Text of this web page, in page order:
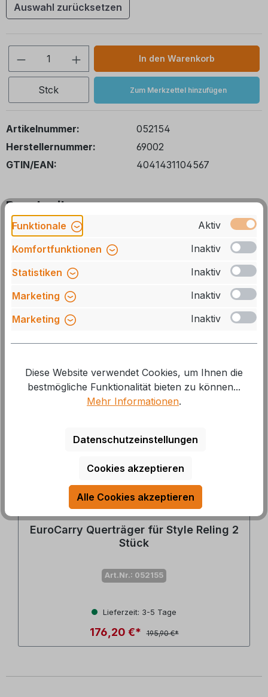
Auswahl zurücksetzen
Produkt Anzahl: Gib den gewünschten
In den Warenkorb
Stck Zum Merkzettel hinzufügen
Artikelnummer:
052154
Herstellernummer:
69002
GTIN/EAN:
4041431104567
Beschreibung
Verleihen Sie Ihrem Fahrzeug ein sportliches
Aussehen durch die aerodynamische Formgebung der
Produktgalerie überspringen
EuroCarry Querträger für Style Reling 2
Stück
Art.Nr.: 052155
Lieferzeit: 3-5 Tage
176,20 €* 195,90 €*
Funktionale
Aktiv
Komfortfunktionen
Inaktiv
Statistiken
Inaktiv
Marketing
Inaktiv
Marketing
Inaktiv
Diese Website verwendet Cookies, um Ihnen die
bestmögliche Funktionalität bieten zu können...
Mehr Informationen.
Datenschutzeinstellungen
Cookies akzeptieren
Alle Cookies akzeptieren